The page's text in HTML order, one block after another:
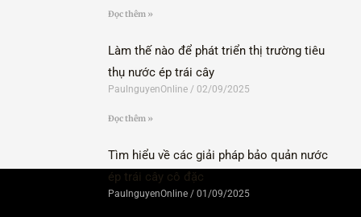
Đọc thêm »
Làm thế nào để phát triển thị trường tiêu
thụ nước ép trái cây
PaulnguyenOnline 02/09/2025
Đọc thêm »
Tìm hiểu về các giải pháp bảo quản nước
ép trái cây cô đặc
PaulnguyenOnline 01/09/2025